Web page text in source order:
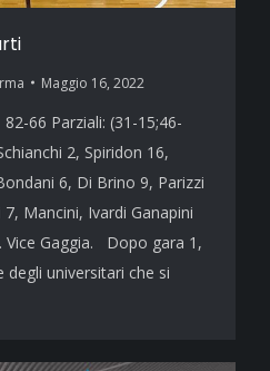
Maggio 16, 2022
66 Parziali: (31-15;46-
2, Spiridon 16,
6, Di Brino 9, Parizzi
Mancini, Ivardi Ganapini
Vice Gaggia. Dopo gara 1,
degli universitari che si